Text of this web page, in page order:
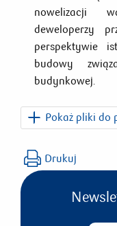
nowelizacji
deweloperzy
perspektywie
budowy
budynkowej.
Pokaż pliki do
Drukuj